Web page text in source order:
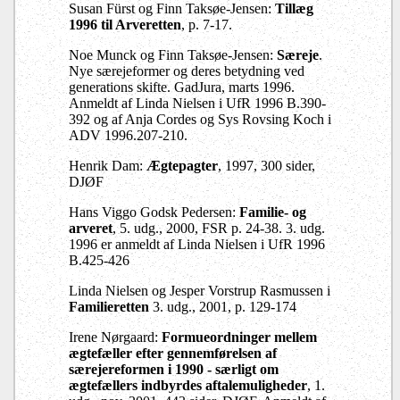
Susan Fürst og Finn Taksøe-Jensen:Tillæg
1996 til Arveretten, p. 7-17.
Noe Munck og Finn Taksøe-Jensen:Særeje.
Nye særejeformer og deres betydning ved
generations skifte. GadJura, marts 1996.
Anmeldt af Linda Nielsen i UfR 1996 B.390-
392 og af Anja Cordes og Sys Rovsing Koch i
ADV 1996.207-210.
Henrik Dam:Ægtepagter, 1997, 300 sider,
DJØF
Hans Viggo Godsk Pedersen:Familie- og
arveret, 5. udg., 2000, FSR p. 24-38. 3. udg.
1996 er anmeldt af Linda Nielsen i UfR 1996
B.425-426
Linda Nielsen og Jesper Vorstrup Rasmussen i
Familieretten3. udg., 2001, p. 129-174
Irene Nørgaard: Formueordninger mellem
ægtefæller efter gennemførelsen af
særejereformen i 1990 - særligt om
ægtefællers indbyrdes aftalemuligheder, 1.